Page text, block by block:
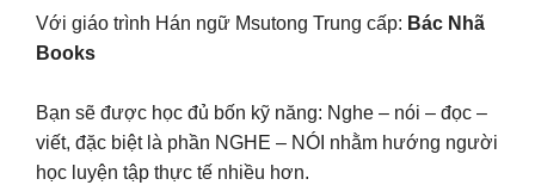
Với giáo trình Hán ngữ Msutong Trung cấp: Bác Nhã
Books
Bạn sẽ được học đủ bốn kỹ năng: Nghe – nói – đọc –
viết, đặc biệt là phần NGHE – NÓI nhằm hướng người
học luyện tập thực tế nhiều hơn.